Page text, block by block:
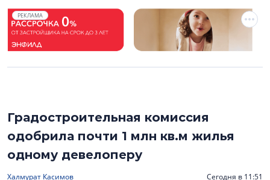
РЕКЛАМА
Градостроительная комиссия
одобрила почти 1 млн кв.м жилья
одному девелоперу
Халмурат Касимов Сегодня в 11:51